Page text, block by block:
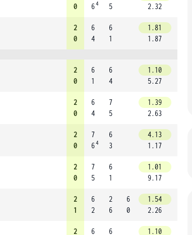
0
64
5
2.32
2
0
6
4
6
1
1.81
1.87
2
0
6
1
6
4
1.10
5.27
2
0
6
4
7
5
1.39
2.63
2
0
7
64
6
3
4.13
1.17
2
0
7
5
6
1
1.01
9.17
2
1
6
2
2
6
6
0
1.54
2.26
2
6
6
1.10